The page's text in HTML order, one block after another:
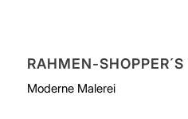
RAHMEN-SHOPPER´S
Moderne Malerei